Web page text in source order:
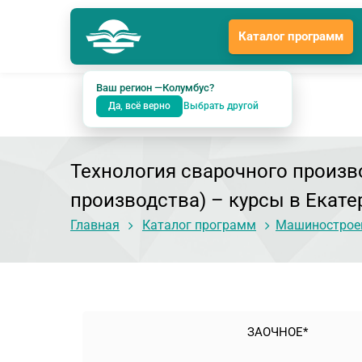
Колумбус
Подразделение: Екатеринбург
Ваш регион —Колумбус?
Да, всё верно Выбрать другой
Каталог программ
Технология сварочного
производства) – курсы в
Главная Каталог программ
ЗАОЧНОЕ*